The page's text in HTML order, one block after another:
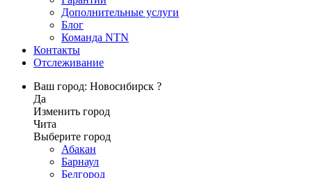
Дополнительные услуги
Блог
Команда NTN
Контакты
Отслеживание
Ваш город: Новосибирск ?
Да
Изменить город
Чита
Выберите город
Абакан
Барнаул
Белгород